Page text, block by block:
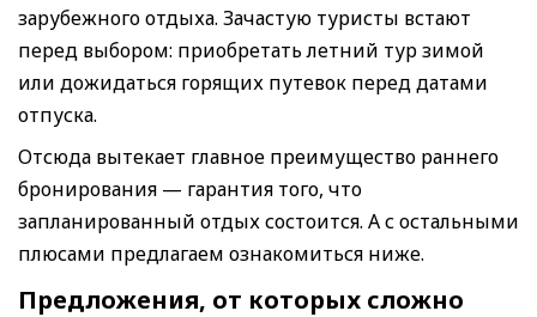
зарубежного отдыха. Зачастую туристы встают
перед выбором: приобретать летний тур зимой
или дожидаться горящих путевок перед датами
отпуска.
Отсюда вытекает главное преимущество раннего
бронирования — гарантия того, что
запланированный отдых состоится. А с остальными
плюсами предлагаем ознакомиться ниже.
Предложения, от которых сложно